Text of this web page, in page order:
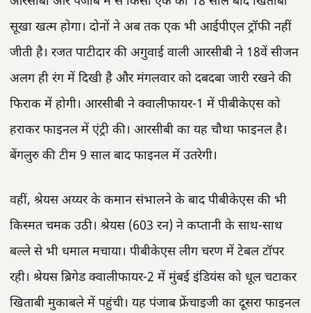
सूखा खत्म होगा। दोनों ने अब तक एक भी आईपीएल ट्रॉफी नहीं
जीती है। रजत पाटीदार की अगुवाई वाली आरसीबी ने 18वें सीजन
अलग ही रंग में दिखी है और मंगलवार को दबदबा जारी रखने की
फिराक में होगी। आरसीबी ने क्वालीफायर-1 में पीबीकेएस को
हराकर फाइनल में एंट्री की। आरसीबी का यह चौथा फाइनल है।
बेंगलुरु की टीम 9 साल बाद फाइनल में उतरेगी।
वहीं, श्रेयस अय्यर के कमान संभालने के बाद पीबीकेएस की भी
किस्मत चमक उठी। श्रेयस (603 रन) ने कप्तानी के साथ-साथ
बल्ले से भी धमाल मचाया। पीबीकेएस लीग चरण में टेबल टॉपर
रही। श्रेयस ब्रिगेड क्वालीफायर-2 में मुंबई इंडियंस को धूल चटाकर
खिताबी मुकाबले में पहुंची। यह पंजाब फ्रेंचाइजी का दूसरा फाइनल